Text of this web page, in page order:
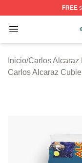
FREE
Open menu
Carlos Alcaraz
Inicio/Carlos Alcaraz
Carlos Alcaraz